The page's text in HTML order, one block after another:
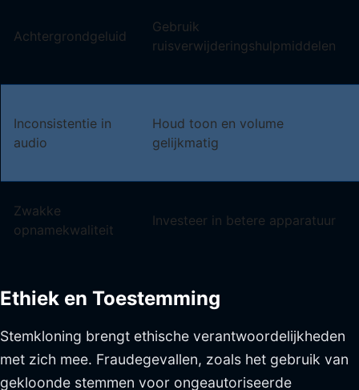
Achtergrondgeluid
Gebruik
ruisverwijderingshulpmiddelen
Inconsistentie in
audio
Houd toon en volume
gelijkmatig
Zwakke
opnamekwaliteit
Investeer in betere apparatuur
Ethiek en Toestemming
Stemkloning brengt ethische verantwoordelijkheden
met zich mee. Fraudegevallen, zoals het gebruik van
gekloonde stemmen voor ongeautoriseerde